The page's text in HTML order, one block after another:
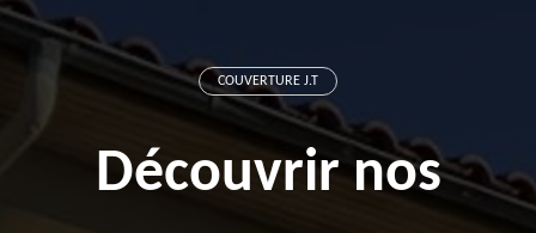
COUVERTURE J.T
Découvrir nos